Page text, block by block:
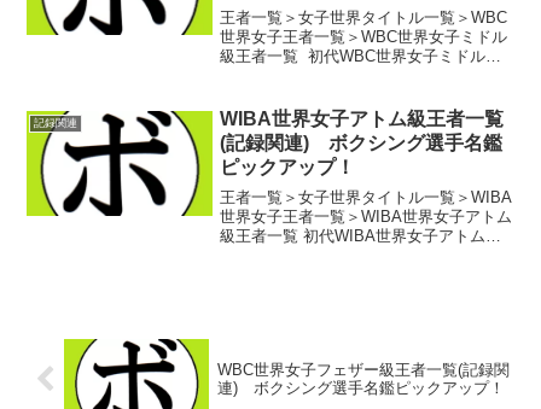
王者一覧＞女子世界タイトル一覧＞WBC
世界女子王者一覧＞WBC世界女子ミドル
級王者一覧 初代WBC世界女子ミドル級
第3代WBC世界女子ミドル級王者 トリ
ー・...
記録関連
WIBA世界女子アトム級王者一覧
(記録関連) ボクシング選手名鑑
ピックアップ！
王者一覧＞女子世界タイトル一覧＞WIBA
世界女子王者一覧＞WIBA世界女子アトム
級王者一覧 初代WIBA世界女子アトム級
WBC世界女子フェザー級王者一覧(記録関
連) ボクシング選手名鑑ピックアップ！